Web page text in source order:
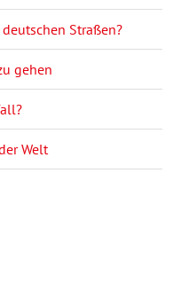
Straßen?
gehen
Welt